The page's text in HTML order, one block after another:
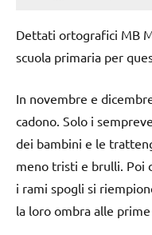
Dettati ortografici MB
scuola primaria per
In novembre e
cadono. Solo i
dei bambini e le
meno tristi e brulli. Poi
i rami spogli si
la loro ombra alle prime